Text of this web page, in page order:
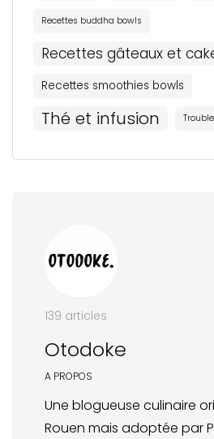
Recettes buddha bowls
Recettes gâteaux et
Recettes smoothies bowls
Thé et infusion
139 articles
Otodoke
A PROPOS
Une blogueuse culinaire
Rouen mais adoptée par